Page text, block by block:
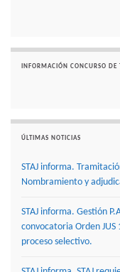
INFORMACIÓN CONCURSO
ÚLTIMAS NOTICIAS
STAJ informa.
Nombramiento y
STAJ informa. Gestión
convocatoria Orden
proceso selectivo.